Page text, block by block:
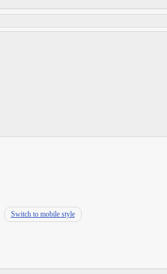
Switch to mobile style